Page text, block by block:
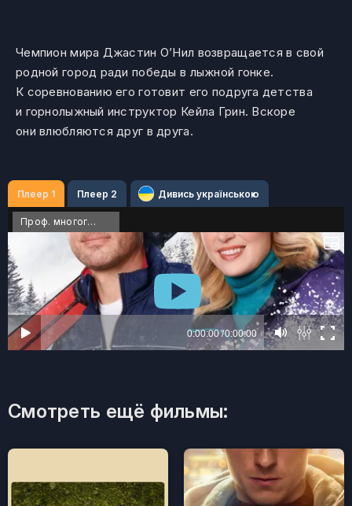
Чемпион мира Джастин О’Нил возвращается в свой
родной город ради победы в лыжной гонке.
К соревнованию его готовит его подруга детства
и горнолыжный инструктор Кейла Грин. Вскоре
они влюбляются друг в друга.
Плеер 1 Плеер 2 Дивись українською
Проф. многоголосый
Смотреть ещё фильмы: